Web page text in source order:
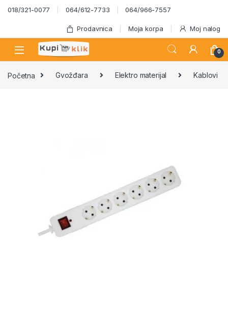
Skip to navigation
Skip to content
018/321-0077 064/612-7733 064/966-7557
Prodavnica Moja korpa Moj nalog
0
Početna Gvožđara Elektro materijal Kablovi